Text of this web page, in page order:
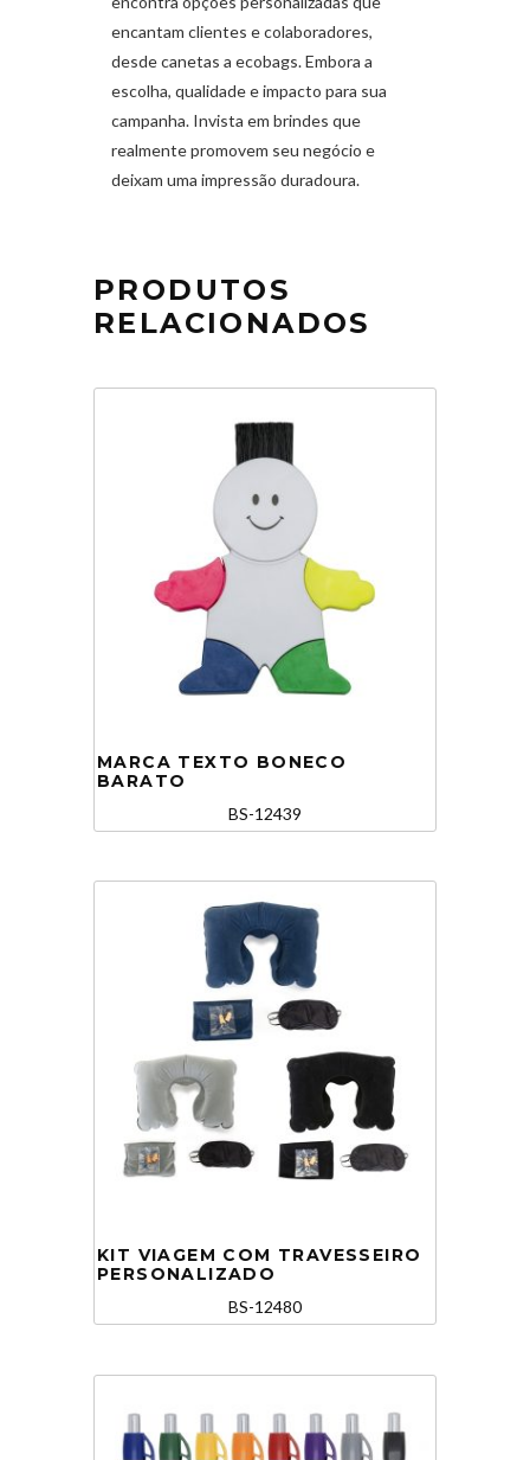
encantam clientes e colaboradores,
desde canetas a ecobags. Embora a
escolha, qualidade e impacto para sua
campanha. Invista em brindes que
realmente promovem seu negócio e
deixam uma impressão duradoura.
PRODUTOS
RELACIONADOS
MARCA TEXTO BONECO
BARATO
BS-12439
KIT VIAGEM COM TRAVESSEIRO
PERSONALIZADO
BS-12480